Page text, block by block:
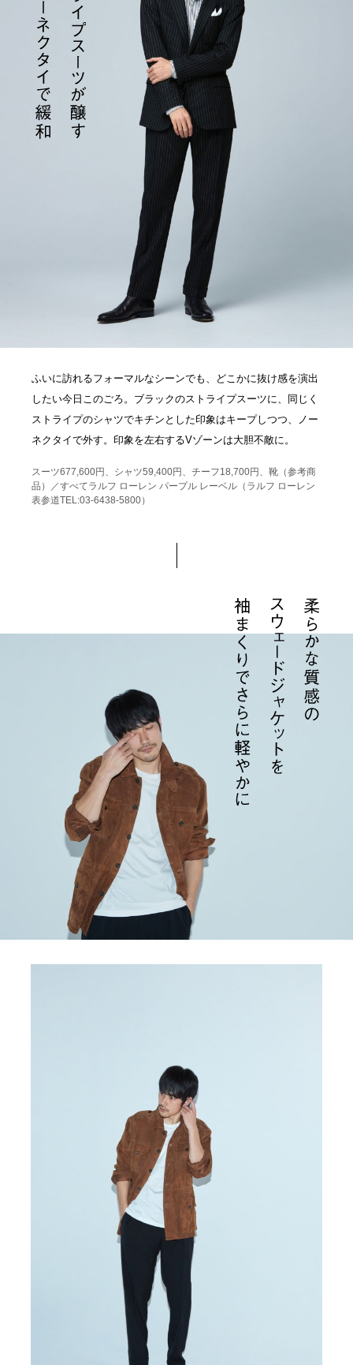
ふいに訪れるフォーマルなシーンでも、どこかに抜け感を演出
したい今日このごろ。ブラックのストライプスーツに、同じく
ストライプのシャツでキチンとした印象はキープしつつ、ノー
ネクタイで外す。印象を左右するVゾーンは大胆不敵に。
スーツ677,600円、シャツ59,400円、チーフ18,700円、靴（参考商
品）／すべてラルフ ローレン パープル レーベル（ラルフ ローレン
表参道TEL:03-6438-5800）